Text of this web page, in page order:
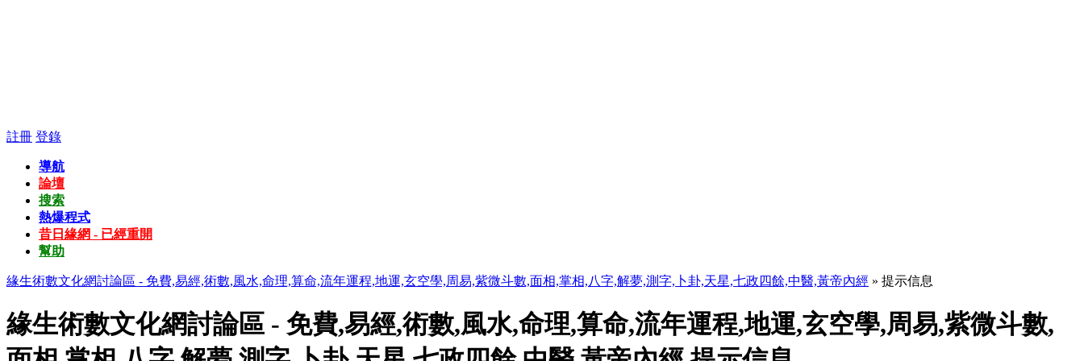
註冊 登錄
導航
論壇
搜索
熱爆程式
昔日緣網 - 已經重開
幫助
緣生術數文化網討論區 - 免費,易經,術數,風水,命理,算命,流年運程,地運,玄空學,周易,紫微斗數,面相,掌相,八字,解夢,測字,卜卦,天星,七政四餘,中醫,黃帝內經 » 提示信息
緣生術數文化網討論區 - 免費,易經,術數,風水,命理,算命,流年運程,地運,玄空學,周易,紫微斗數,